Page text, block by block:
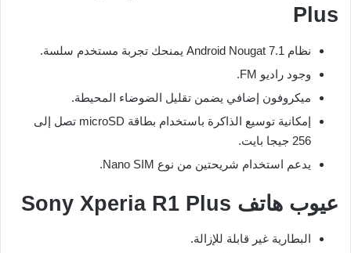
Plus
نظام Android Nougat 7.1 يمنحك تجربة مستخدم سلسة.
وجود راديو FM.
ميكروفون إضافي يضمن تقليل الضوضاء المحيطة.
إمكانية توسيع الذاكرة باستخدام بطاقة microSD تصل إلى
256 جيجا بايت.
يدعم استخدام شريحتين من نوع Nano SIM.
عيوب هاتف Sony Xperia R1 Plus
البطارية غير قابلة للإزالة.